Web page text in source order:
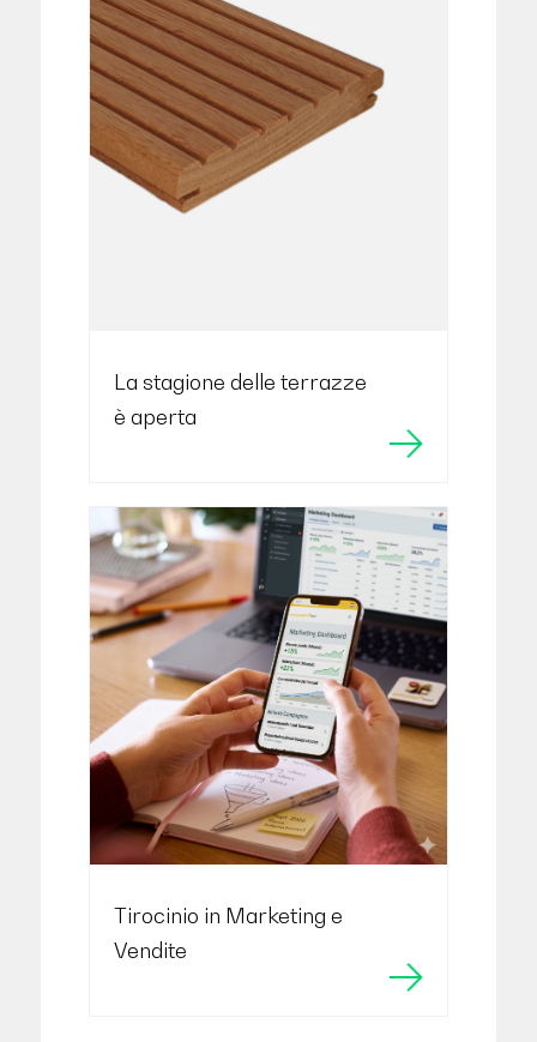
La stagione delle terrazze
è aperta
Tirocinio in Marketing e
Vendite